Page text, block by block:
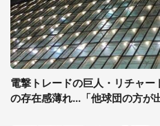
電撃トレードの巨人・リチャ
の存在感薄れ...「他球団の方が